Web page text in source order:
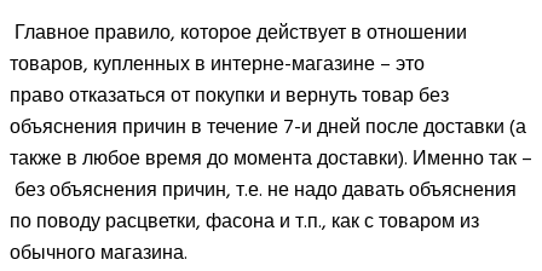
Главное правило, которое действует в отношении
товаров, купленных в интерне-магазине – это
право отказаться от покупки и вернуть товар без
объяснения причин в течение 7-и дней после доставки (а
также в любое время до момента доставки). Именно так –
без объяснения причин, т.е. не надо давать объяснения
по поводу расцветки, фасона и т.п., как с товаром из
обычного магазина.